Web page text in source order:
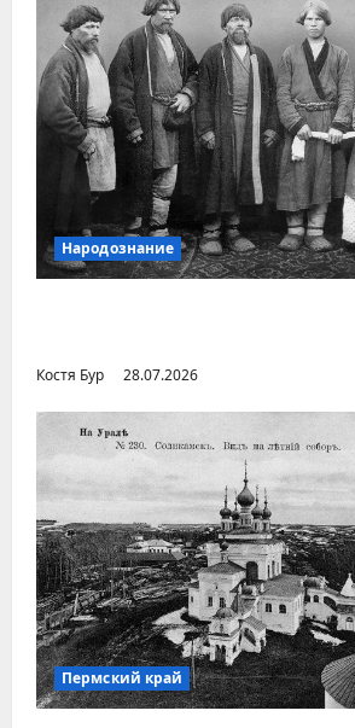
Народознание
Костя Бур 28.07.2026
Пермский край